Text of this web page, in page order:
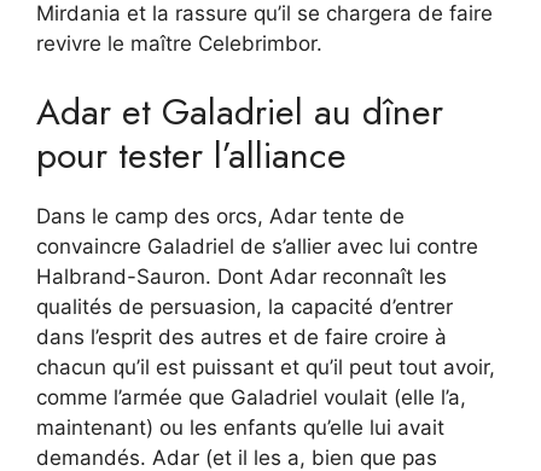
Mirdania et la rassure qu’il se chargera de faire
revivre le maître Celebrimbor.
Adar et Galadriel au dîner
pour tester l’alliance
Dans le camp des orcs, Adar tente de
convaincre Galadriel de s’allier avec lui contre
Halbrand-Sauron. Dont Adar reconnaît les
qualités de persuasion, la capacité d’entrer
dans l’esprit des autres et de faire croire à
chacun qu’il est puissant et qu’il peut tout avoir,
comme l’armée que Galadriel voulait (elle l’a,
maintenant) ou les enfants qu’elle lui avait
demandés. Adar (et il les a, bien que pas